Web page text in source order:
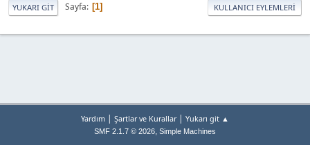
YUKARI GIT Sayfa 1 KULLANICI EYLEMLERI
Yardım | Şartlar ve Kurallar| Yukarı git ▲
SMF 2.1.7 © 2026, Simple Machines